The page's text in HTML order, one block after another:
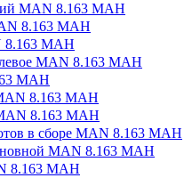
MAN 8.163 МАН
8.163 МАН
8.163 МАН
левое MAN 8.163 МАН
МАН
8.163 МАН
MAN 8.163 МАН
в сборе MAN 8.163 МАН
MAN 8.163 МАН
8.163 МАН